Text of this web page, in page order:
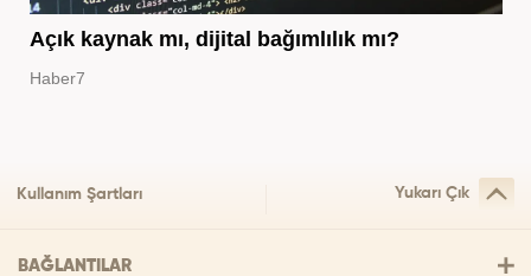
Açık kaynak mı, dijital bağımlılık mı?
Haber7
Kullanım Şartları Yukarı Çık
BAĞLANTILAR